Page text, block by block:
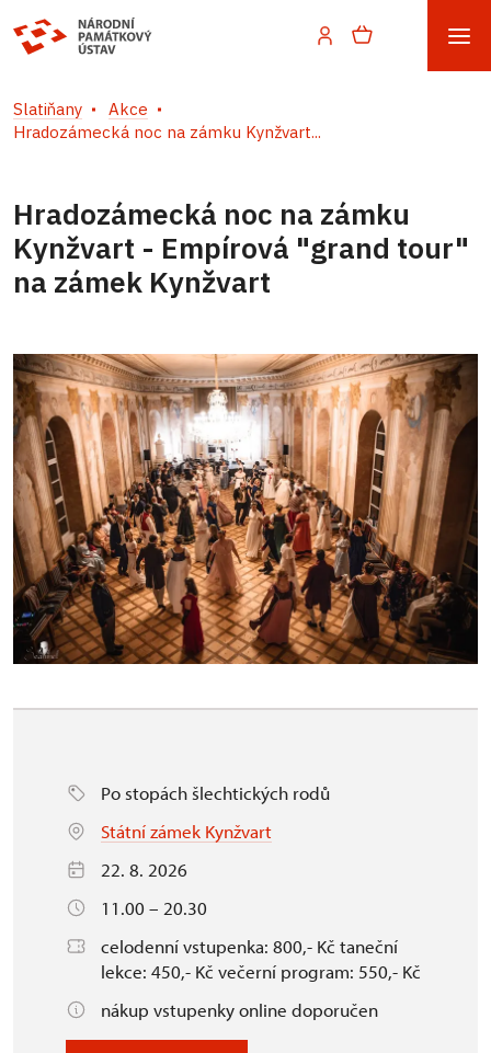
Slatiňany
Akce
Hradozámecká noc na zámku Kynžvart...
Hradozámecká noc na zámku
Kynžvart - Empírová "grand tour"
na zámek Kynžvart
Po stopách šlechtických rodů
Státní zámek Kynžvart
22. 8. 2026
11.00 – 20.30
celodenní vstupenka: 800,- Kč taneční
lekce: 450,- Kč večerní program: 550,- Kč
nákup vstupenky online doporučen